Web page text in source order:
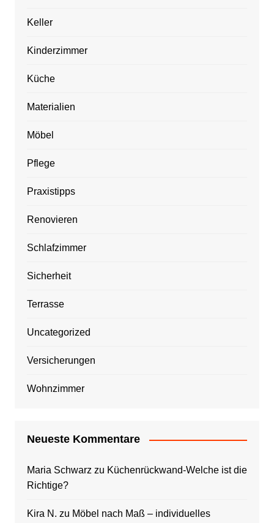
Keller
Kinderzimmer
Küche
Materialien
Möbel
Pflege
Praxistipps
Renovieren
Schlafzimmer
Sicherheit
Terrasse
Uncategorized
Versicherungen
Wohnzimmer
Neueste Kommentare
Maria Schwarz zu Küchenrückwand-Welche ist die
Richtige?
Kira N. zu Möbel nach Maß – individuelles